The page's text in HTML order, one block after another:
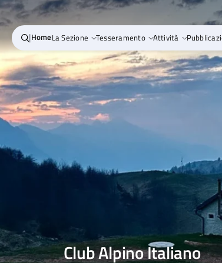
|HomeLa Sezione Tesseramento Attività
Club Alpino Italiano